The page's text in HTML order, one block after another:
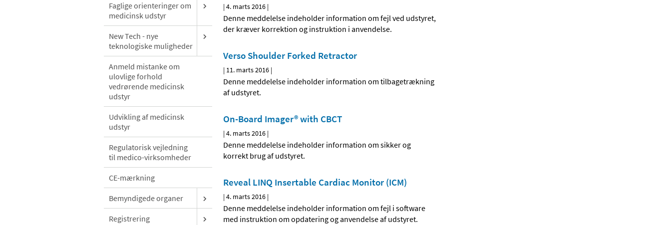
Faglige orienteringer om
medicinsk udstyr
New Tech - nye
teknologiske muligheder
Anmeld mistanke om
ulovlige forhold
vedrørende medicinsk
udstyr
Udvikling af medicinsk
udstyr
Regulatorisk vejledning
til medico-virksomheder
CE-mærkning
Bemyndigede organer
Registrering
|4. marts 2016 |
Denne meddelelse indeholder information om fejl ved udstyret,
der kræver korrektion og instruktion i anvendelse.
Verso Shoulder Forked Retractor
| 11. marts 2016 |
Denne meddelelse indeholder information om tilbagetrækning
af udstyret.
On-Board Imager® with CBCT
|4. marts 2016 |
Denne meddelelse indeholder information om sikker og
korrekt brug af udstyret.
Reveal LINQ Insertable Cardiac Monitor (ICM)
|4. marts 2016 |
Denne meddelelse indeholder information om fejl i software
med instruktion om opdatering og anvendelse af udstyret.